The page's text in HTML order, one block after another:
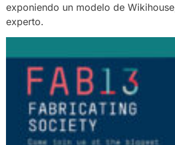
exponiendo un modelo de
experto.